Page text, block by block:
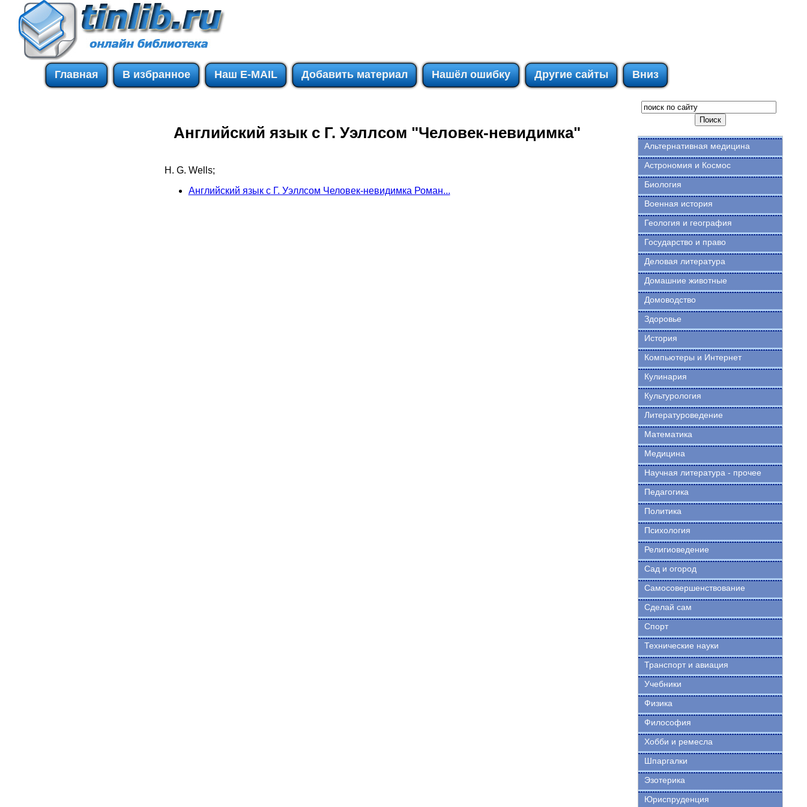
Главная В избранное Наш E-MAIL Добавить материал Нашёл ошибку Другие сайты Вниз
Английский язык с Г. Уэллсом "Человек-невидимка"
H. G. Wells;
Английский язык с Г. Уэллсом Человек-невидимка Роман...
Альтернативная медицина
Астрономия и Космос
Биология
Военная история
Геология и география
Государство и право
Деловая литература
Домашние животные
Домоводство
Здоровье
История
Компьютеры и Интернет
Кулинария
Культурология
Литературоведение
Математика
Медицина
Научная литература - прочее
Педагогика
Политика
Психология
Религиоведение
Сад и огород
Самосовершенствование
Сделай сам
Спорт
Технические науки
Транспорт и авиация
Учебники
Физика
Философия
Хобби и ремесла
Шпаргалки
Эзотерика
Юриспруденция